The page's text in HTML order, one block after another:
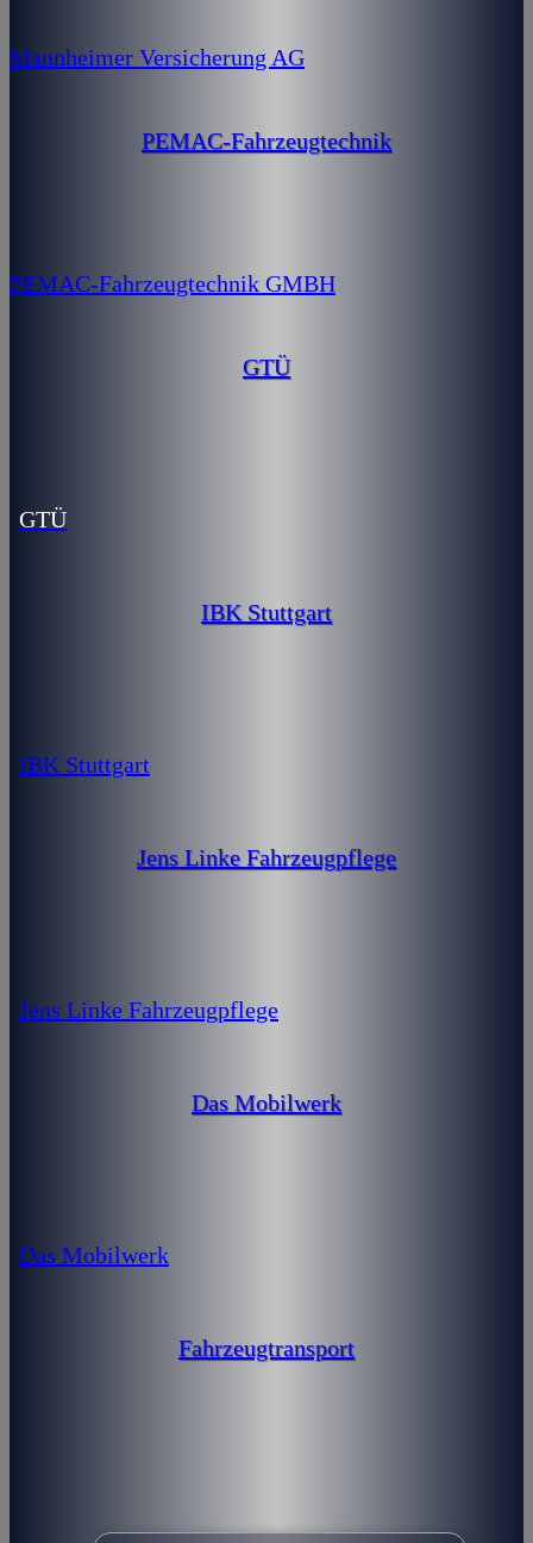
Mannheimer Versicherung AG
PEMAC-Fahrzeugtechnik
PEMAC-Fahrzeugtechnik GMBH
GTÜ
GTÜ
IBK Stuttgart
IBK Stuttgart
Jens Linke Fahrzeugpflege
Jens Linke Fahrzeugpflege
Das Mobilwerk
Das Mobilwerk
Fahrzeugtransport